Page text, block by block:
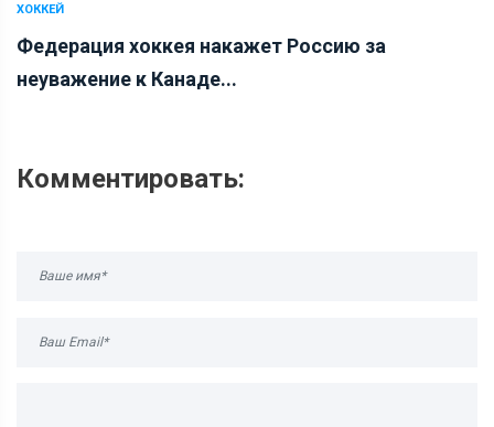
ХОККЕЙ
Федерация хоккея накажет Россию за
неуважение к Канаде...
Комментировать: